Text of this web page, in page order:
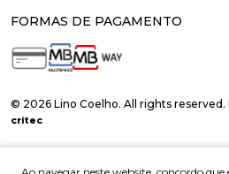
Ao navegar neste website, concordo que
FORMAS DE PAGAMENTO
© 2026 Lino Coelho. All rights reserved.
critec